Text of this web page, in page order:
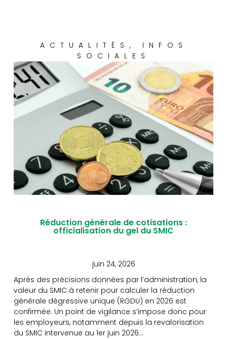
ACTUALITÉS , INFOS
SOCIALES
Réduction générale de cotisations :
officialisation du gel du SMIC
juin 24, 2026
Après des précisions données par l’administration, la
valeur du SMIC à retenir pour calculer la réduction
générale dégressive unique (RGDU) en 2026 est
confirmée. Un point de vigilance s’impose donc pour
les employeurs, notamment depuis la revalorisation
du SMIC intervenue au 1er juin 2026…